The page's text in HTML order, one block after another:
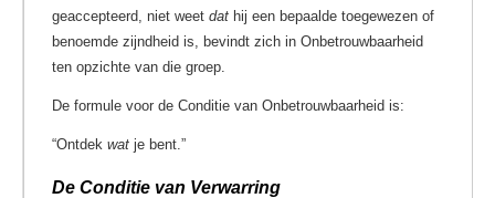
geaccepteerd, niet weet dat hij een bepaalde toegewezen of
benoemde zijndheid is, bevindt zich in Onbetrouwbaarheid
ten opzichte van die groep.
De formule voor de Conditie van Onbetrouwbaarheid is:
“Ontdek wat je bent.”
De Conditie van Verwarring